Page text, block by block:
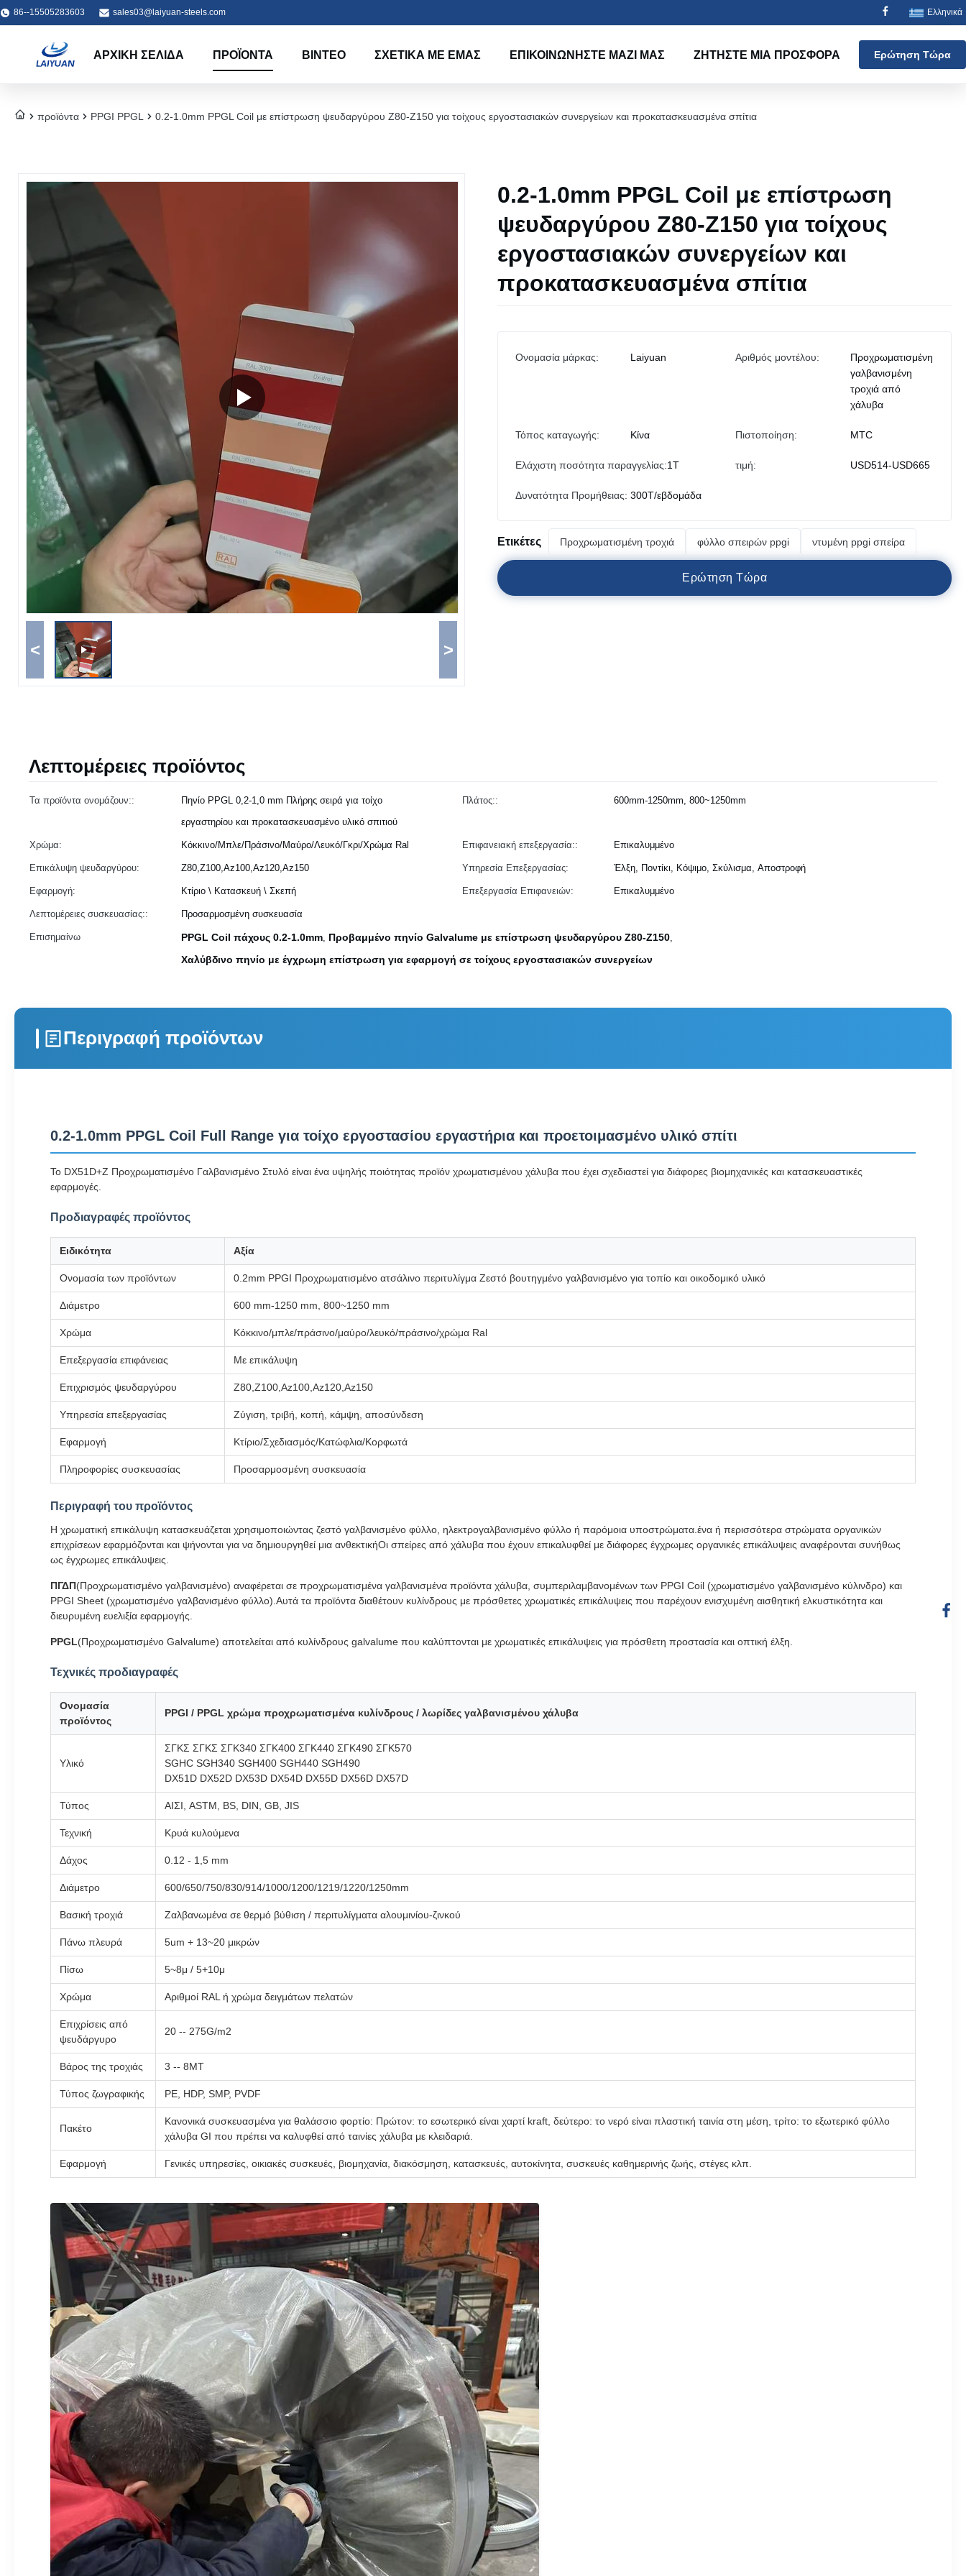
86--15505283603 sales03@laiyuan-steels.com Ελληνικά
ΑΡΧΙΚΉ ΣΕΛΊΔΑ ΠΡΟΪΌΝΤΑ ΒΊΝΤΕΟ ΣΧΕΤΙΚΆ ΜΕ ΕΜΆΣ ΕΠΙΚΟΙΝΩΝΉΣΤΕ ΜΑΖΊ ΜΑΣ ΖΗΤΉΣΤΕ ΜΙΑ ΠΡΟΣΦΟΡΆ Ερώτηση Τώρα
προϊόντα PPGI PPGL 0.2-1.0mm PPGL Coil με επίστρωση ψευδαργύρου Z80-Z150 για τοίχους εργοστασιακών συνεργείων και προκατασκευασμένα σπίτια
< >
0.2-1.0mm PPGL Coil με επίστρωση
ψευδαργύρου Z80-Z150 για τοίχους
εργοστασιακών συνεργείων και
προκατασκευασμένα σπίτια
Ονομασία μάρκας: Laiyuan Αριθμός μοντέλου:
Προχρωματισμένη
γαλβανισμένη
τροχιά από
χάλυβα
Τόπος καταγωγής: Κίνα Πιστοποίηση: MTC
Ελάχιστη ποσότητα παραγγελίας:1T τιμή: USD514-USD665
Δυνατότητα Προμήθειας: 300T/εβδομάδα
Ετικέτες Προχρωματισμένη τροχιά φύλλο σπειρών ppgi ντυμένη ppgi σπείρα
Ερώτηση Τώρα
Λεπτομέρειες προϊόντος
Τα προϊόντα ονομάζουν::
Πηνίο PPGL 0,2-1,0 mm Πλήρης σειρά για τοίχο
εργαστηρίου και προκατασκευασμένο υλικό σπιτιού
Πλάτος:: 600mm-1250mm, 800~1250mm
Χρώμα: Κόκκινο/Μπλε/Πράσινο/Μαύρο/Λευκό/Γκρι/Χρώμα Ral Επιφανειακή επεξεργασία:: Επικαλυμμένο
Επικάλυψη ψευδαργύρου: Z80,Z100,Az100,Az120,Az150 Υπηρεσία Επεξεργασίας: Έλξη, Ποντίκι, Κόψιμο, Σκύλισμα, Αποστροφή
Εφαρμογή: Κτίριο \ Κατασκευή \ Σκεπή Επεξεργασία Επιφανειών: Επικαλυμμένο
Λεπτομέρειες συσκευασίας:: Προσαρμοσμένη συσκευασία
Επισημαίνω PPGL Coil πάχους 0.2-1.0mm, Προβαμμένο πηνίο Galvalume με επίστρωση ψευδαργύρου Z80-Z150,
Χαλύβδινο πηνίο με έγχρωμη επίστρωση για εφαρμογή σε τοίχους εργοστασιακών συνεργείων
Περιγραφή προϊόντων
0.2-1.0mm PPGL Coil Full Range για τοίχο εργοστασίου εργαστήρια και προετοιμασμένο υλικό σπίτι
Το DX51D+Z Προχρωματισμένο Γαλβανισμένο Στυλό είναι ένα υψηλής ποιότητας προϊόν χρωματισμένου χάλυβα που έχει σχεδιαστεί για διάφορες βιομηχανικές και κατασκευαστικές
εφαρμογές.
Προδιαγραφές προϊόντος
Ειδικότητα Αξία
Ονομασία των προϊόντων 0.2mm PPGI Προχρωματισμένο ατσάλινο περιτυλίγμα Ζεστό βουτηγμένο γαλβανισμένο για τοπίο και οικοδομικό υλικό
Διάμετρο 600 mm-1250 mm, 800~1250 mm
Χρώμα Κόκκινο/μπλε/πράσινο/μαύρο/λευκό/πράσινο/χρώμα Ral
Επεξεργασία επιφάνειας Με επικάλυψη
Επιχρισμός ψευδαργύρου Z80,Z100,Az100,Az120,Az150
Υπηρεσία επεξεργασίας Ζύγιση, τριβή, κοπή, κάμψη, αποσύνδεση
Εφαρμογή Κτίριο/Σχεδιασμός/Κατώφλια/Κορφωτά
Πληροφορίες συσκευασίας Προσαρμοσμένη συσκευασία
Περιγραφή του προϊόντος
Η χρωματική επικάλυψη κατασκευάζεται χρησιμοποιώντας ζεστό γαλβανισμένο φύλλο, ηλεκτρογαλβανισμένο φύλλο ή παρόμοια υποστρώματα.ένα ή περισσότερα στρώματα οργανικών
επιχρίσεων εφαρμόζονται και ψήνονται για να δημιουργηθεί μια ανθεκτικήΟι σπείρες από χάλυβα που έχουν επικαλυφθεί με διάφορες έγχρωμες οργανικές επικάλυψεις αναφέρονται συνήθως
ως έγχρωμες επικάλυψεις.
ΠΓΔΠ(Προχρωματισμένο γαλβανισμένο) αναφέρεται σε προχρωματισμένα γαλβανισμένα προϊόντα χάλυβα, συμπεριλαμβανομένων των PPGI Coil (χρωματισμένο γαλβανισμένο κύλινδρο) και
PPGI Sheet (χρωματισμένο γαλβανισμένο φύλλο).Αυτά τα προϊόντα διαθέτουν κυλίνδρους με πρόσθετες χρωματικές επικάλυψεις που παρέχουν ενισχυμένη αισθητική ελκυστικότητα και
διευρυμένη ευελιξία εφαρμογής.
PPGL(Προχρωματισμένο Galvalume) αποτελείται από κυλίνδρους galvalume που καλύπτονται με χρωματικές επικάλυψεις για πρόσθετη προστασία και οπτική έλξη.
Τεχνικές προδιαγραφές
Ονομασία
προϊόντος
PPGI / PPGL χρώμα προχρωματισμένα κυλίνδρους / λωρίδες γαλβανισμένου χάλυβα
Υλικό
ΣΓΚΣ ΣΓΚΣ ΣΓΚ340 ΣΓΚ400 ΣΓΚ440 ΣΓΚ490 ΣΓΚ570
SGHC SGH340 SGH400 SGH440 SGH490
DX51D DX52D DX53D DX54D DX55D DX56D DX57D
Τύπος ΑΙΣΙ, ASTM, BS, DIN, GB, JIS
Τεχνική Κρυά κυλούμενα
Δάχος 0.12 - 1,5 mm
Διάμετρο 600/650/750/830/914/1000/1200/1219/1220/1250mm
Βασική τροχιά Ζαλβανωμένα σε θερμό βύθιση / περιτυλίγματα αλουμινίου-ζινκού
Πάνω πλευρά 5um + 13~20 μικρών
Πίσω 5~8μ / 5+10μ
Χρώμα Αριθμοί RAL ή χρώμα δειγμάτων πελατών
Επιχρίσεις από
ψευδάργυρο
20 -- 275G/m2
Βάρος της τροχιάς 3 -- 8ΜΤ
Τύπος ζωγραφικής PE, HDP, SMP, PVDF
Πακέτο
Κανονικά συσκευασμένα για θαλάσσιο φορτίο: Πρώτον: το εσωτερικό είναι χαρτί kraft, δεύτερο: το νερό είναι πλαστική ταινία στη μέση, τρίτο: το εξωτερικό φύλλο
χάλυβα GI που πρέπει να καλυφθεί από ταινίες χάλυβα με κλειδαριά.
Εφαρμογή Γενικές υπηρεσίες, οικιακές συσκευές, βιομηχανία, διακόσμηση, κατασκευές, αυτοκίνητα, συσκευές καθημερινής ζωής, στέγες κλπ.